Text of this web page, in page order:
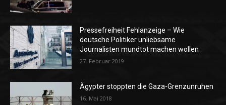
Pressefreiheit Fehlanzeige – Wie
deutsche Politiker unliebsame
Journalisten mundtot machen wollen
27. Februar 2019
Ägypter stoppten die Gaza-Grenzunruhen
16. Mai 2018